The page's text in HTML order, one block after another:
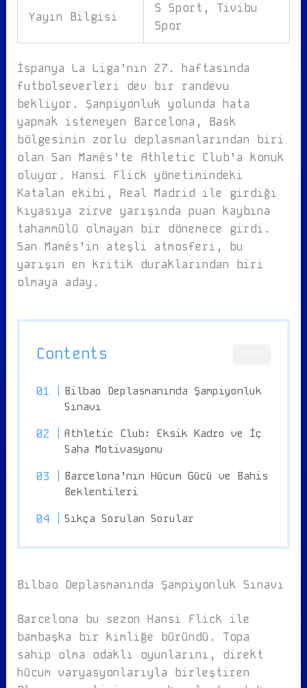
Yayın Bilgisi
S Sport, Tivibu
Spor
İspanya La Liga’nın 27. haftasında
futbolseverleri dev bir randevu
bekliyor. Şampiyonluk yolunda hata
yapmak istemeyen Barcelona, Bask
bölgesinin zorlu deplasmanlarından biri
olan San Mamés’te Athletic Club’a konuk
oluyor. Hansi Flick yönetimindeki
Katalan ekibi, Real Madrid ile girdiği
kıyasıya zirve yarışında puan kaybına
tahammülü olmayan bir dönemece girdi.
San Mamés’in ateşli atmosferi, bu
yarışın en kritik duraklarından biri
olmaya aday.
Contents
Bilbao Deplasmanında Şampiyonluk
Sınavı
Athletic Club: Eksik Kadro ve İç
Saha Motivasyonu
Barcelona’nın Hücum Gücü ve Bahis
Beklentileri
Sıkça Sorulan Sorular
Bilbao Deplasmanında Şampiyonluk Sınavı
Barcelona bu sezon Hansi Flick ile
bambaşka bir kimliğe büründü. Topa
sahip olma odaklı oyunlarını, direkt
hücum varyasyonlarıyla birleştiren